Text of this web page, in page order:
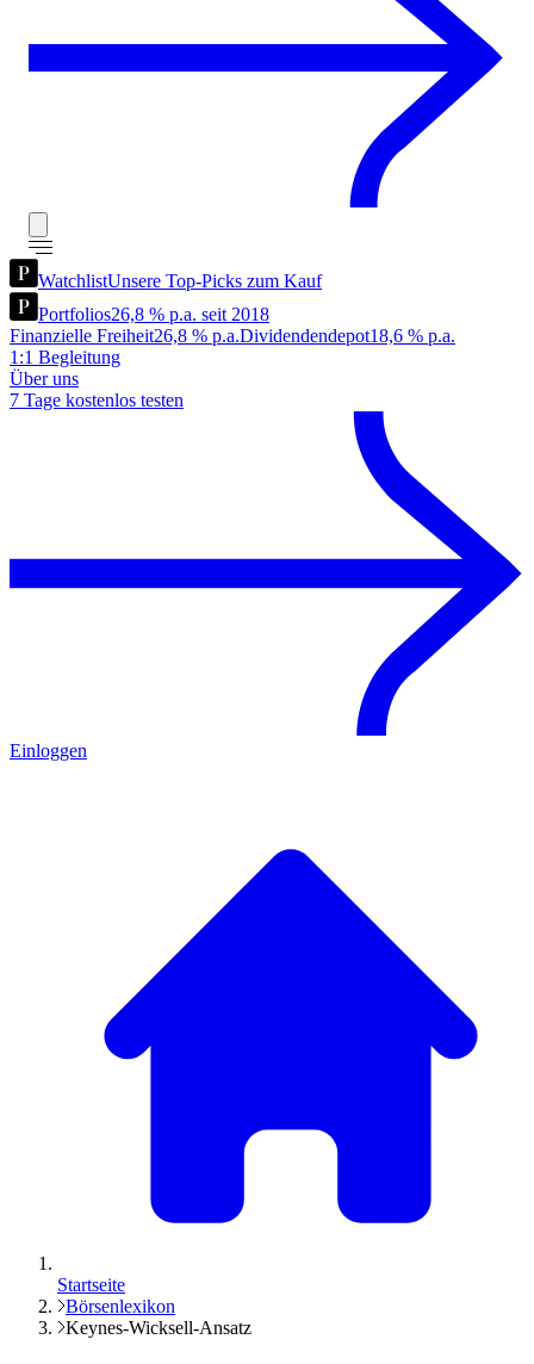
WatchlistUnsere Top-Picks zum Kauf
Portfolios26,8 % p.a. seit 2018
Finanzielle Freiheit26,8 % p.a.Dividendendepot18,6 % p.a.
1:1 Begleitung
Über uns
7 Tage kostenlos testen
Einloggen
Startseite
Börsenlexikon
Keynes-Wicksell-Ansatz